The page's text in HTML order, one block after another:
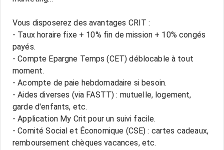
Vous disposerez des avantages CRIT :
- Taux horaire fixe + 10% fin de mission + 10% congés
payés.
- Compte Epargne Temps (CET) déblocable à tout
moment.
- Acompte de paie hebdomadaire si besoin.
- Aides diverses (via FASTT) : mutuelle, logement,
garde d'enfants, etc.
- Application My Crit pour un suivi facile.
- Comité Social et Économique (CSE) : cartes cadeaux,